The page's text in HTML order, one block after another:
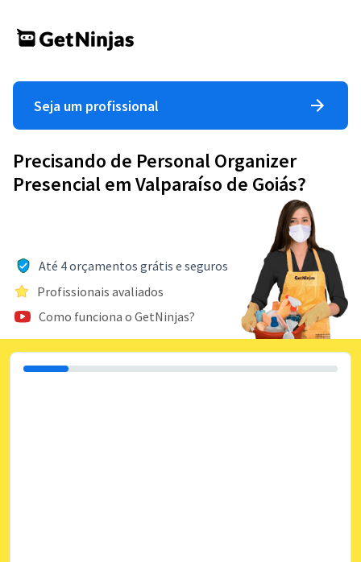
Seja um profissional
Precisando de Personal Organizer
Presencial em Valparaíso de Goiás?
Até 4 orçamentos grátis e seguros
Profissionais avaliados
Como funciona o GetNinjas?